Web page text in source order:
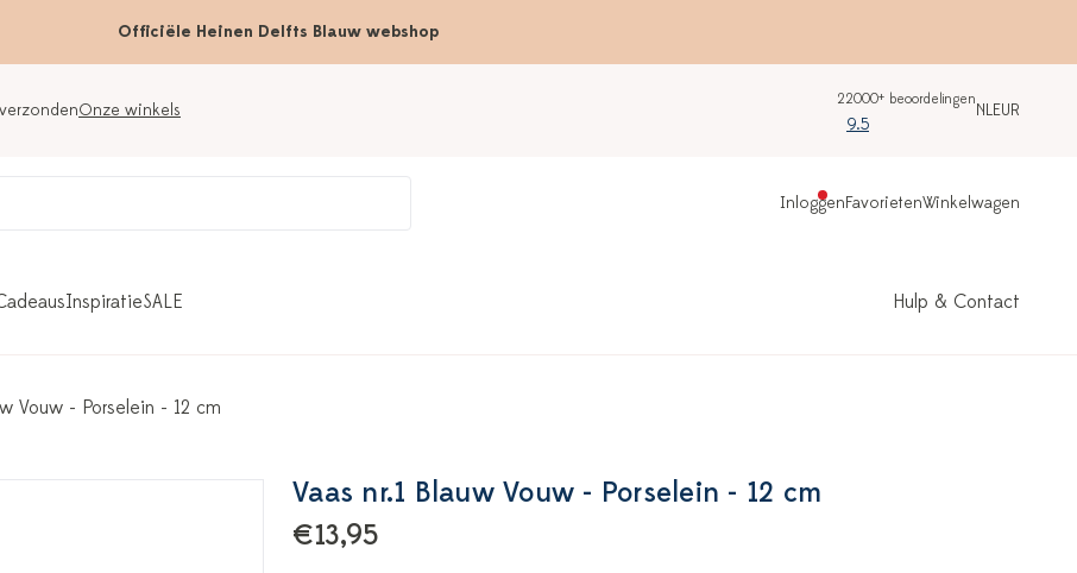
Officiële Heinen Delfts Blauw webshop
Onze winkels
22000+ beoordelingen
9.5
NLEUR
InloggenFavorietenWinkelwagen
InspiratieSALE Hulp & Contact
Vouw - Porselein - 12 cm
Vaas nr.1 Blauw Vouw - Porselein - 12 cm
€13,95